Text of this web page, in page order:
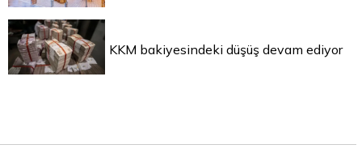
KKM bakiyesindeki düşüş devam ediyor